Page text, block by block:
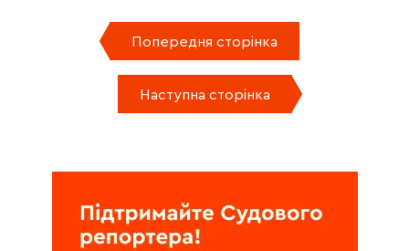
Попередня сторінка
Наступна сторінка